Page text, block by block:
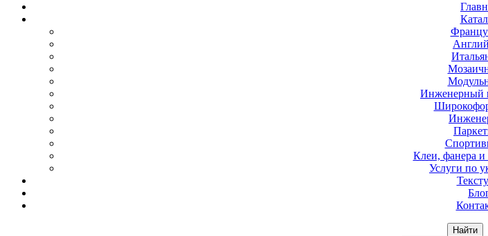
Инженерный
Клеи, фанера и
Услуги по
Найти